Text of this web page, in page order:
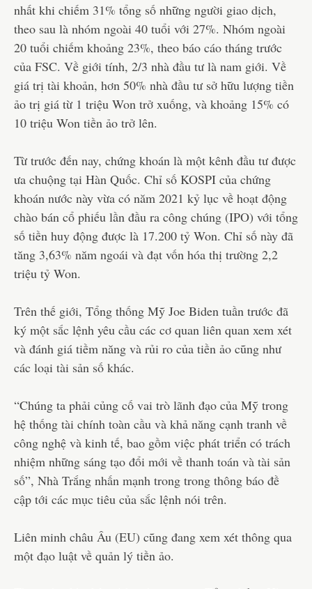
nhất khi chiếm 31% tổng số những người giao dịch,
theo sau là nhóm ngoài 40 tuổi với 27%. Nhóm ngoài
20 tuổi chiếm khoảng 23%, theo báo cáo tháng trước
của FSC. Về giới tính, 2/3 nhà đầu tư là nam giới. Về
giá trị tài khoản, hơn 50% nhà đầu tư sở hữu lượng tiền
ảo trị giá từ 1 triệu Won trở xuống, và khoảng 15% có
10 triệu Won tiền ảo trở lên.
Từ trước đến nay, chứng khoán là một kênh đầu tư được
ưa chuộng tại Hàn Quốc. Chỉ số KOSPI của chứng
khoán nước này vừa có năm 2021 kỷ lục về hoạt động
chào bán cổ phiếu lần đầu ra công chúng (IPO) với tổng
số tiền huy động được là 17.200 tỷ Won. Chỉ số này đã
tăng 3,63% năm ngoái và đạt vốn hóa thị trường 2,2
triệu tỷ Won.
Trên thế giới, Tổng thống Mỹ Joe Biden tuần trước đã
ký một sắc lệnh yêu cầu các cơ quan liên quan xem xét
và đánh giá tiềm năng và rủi ro của tiền ảo cũng như
các loại tài sản số khác.
“Chúng ta phải củng cố vai trò lãnh đạo của Mỹ trong
hệ thống tài chính toàn cầu và khả năng cạnh tranh về
công nghệ và kinh tế, bao gồm việc phát triển có trách
nhiệm những sáng tạo đổi mới về thanh toán và tài sản
số”, Nhà Trắng nhấn mạnh trong trong thông báo đề
cập tới các mục tiêu của sắc lệnh nói trên.
Liên minh châu Âu (EU) cũng đang xem xét thông qua
một đạo luật về quản lý tiền ảo.